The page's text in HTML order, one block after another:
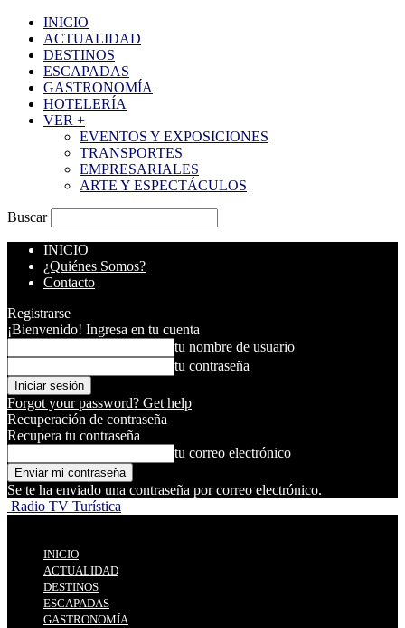
INICIO
ACTUALIDAD
DESTINOS
ESCAPADAS
GASTRONOMÍA
HOTELERÍA
VER +
EVENTOS Y EXPOSICIONES
TRANSPORTES
EMPRESARIALES
ARTE Y ESPECTÁCULOS
Buscar
INICIO
¿Quiénes Somos?
Contacto
Registrarse
¡Bienvenido! Ingresa en tu cuenta
tu nombre de usuario
tu contraseña
Forgot your password? Get help
Recuperación de contraseña
Recupera tu contraseña
tu correo electrónico
Se te ha enviado una contraseña por correo electrónico.
Radio TV Turística
INICIO
ACTUALIDAD
DESTINOS
ESCAPADAS
GASTRONOMÍA